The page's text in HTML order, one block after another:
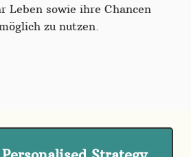
Leben sowie ihre Chancen
zu nutzen.